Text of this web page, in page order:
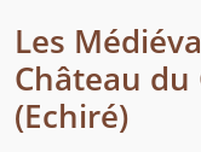
Les
Château du
(Echiré)